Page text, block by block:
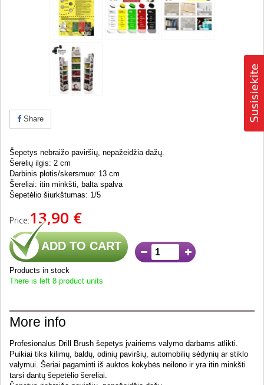
Share
Šepetys nebraižo paviršių, nepažeidžia dažų.
Šerelių ilgis: 2 cm
Darbinis plotis/skersmuo: 13 cm
Šereliai: itin minkšti, balta spalva
Šepetėlio šiurkštumas: 1/5
Price:13,90 €
ADD TO CART
Products in stock
There is left 8 product units
More info
Profesionalus Drill Brush šepetys įvairiems valymo darbams atlikti.
Puikiai tiks kilimų, baldų, odinių paviršių, automobilių sėdynių ar stiklo
valymui. Šeriai pagaminti iš auktos kokybės neilono ir yra itin minkšti
tarsi dantų šepetėlio šereliai.